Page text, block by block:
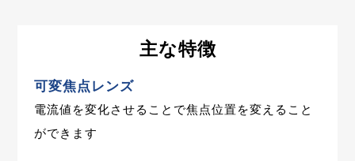
主な特徴
可変焦点レンズ
電流値を変化させることで焦点位置を変えること
ができます